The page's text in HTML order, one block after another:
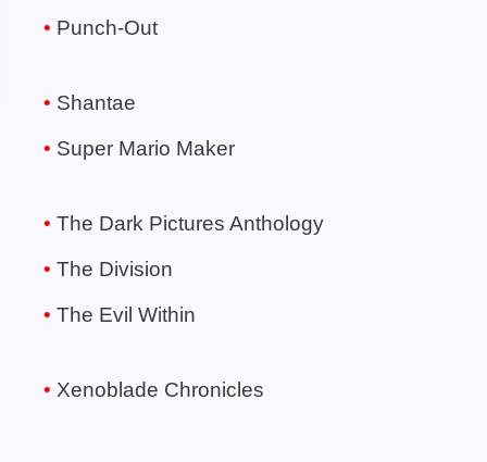
Punch-Out
Shantae
Super Mario Maker
The Dark Pictures Anthology
The Division
The Evil Within
Xenoblade Chronicles